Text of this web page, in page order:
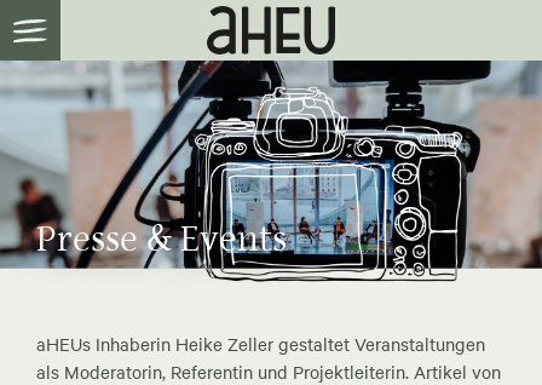
Presse & Events
aHEUs Inhaberin Heike Zeller gestaltet Veranstaltungen
als Moderatorin, Referentin und Projektleiterin. Artikel von